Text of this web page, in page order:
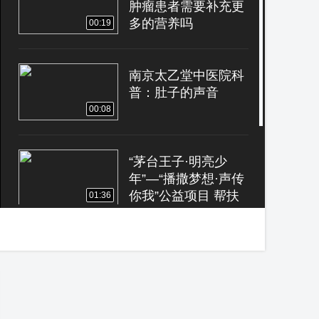
00:19
肿瘤患者需要补充更
多的营养吗
00:08
南京太乙堂中医院科
普：肚子的声音
01:36
“茅台王子·明亮少
年”—“播撒梦想·声传
你我”公益项目 帮扶
打卡帝都好味道 宝藏